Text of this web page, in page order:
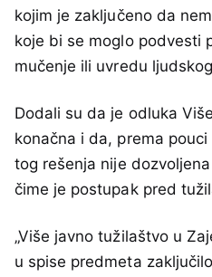
kojim je zaključeno da
koje bi se moglo podvesti
mučenje ili uvredu
Dodali su da je odluka
konačna i da, prema
tog rešenja nije
čime je postupak pred
„Više javno tužilaštvo u
u spise predmeta